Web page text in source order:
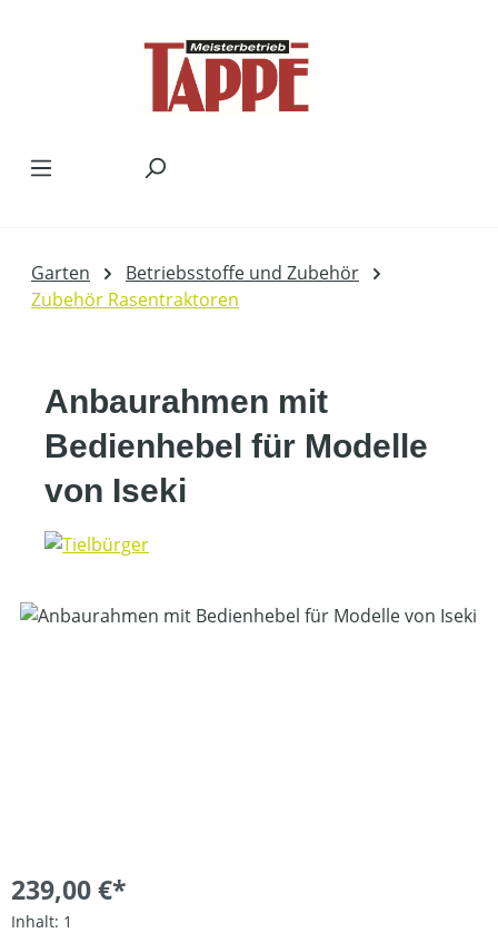
Garten
Betriebsstoffe und Zubehör
Zubehör Rasentraktoren
Anbaurahmen mit
Bedienhebel für Modelle
von Iseki
Bildergalerie überspringen
239,00 €*
Inhalt: 1